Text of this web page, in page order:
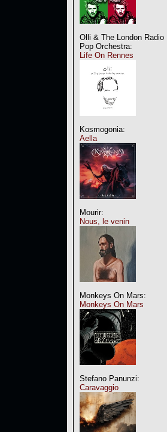
Olli & The London Radio
Pop Orchestra:
Life On Rennes
Kosmogonia:
Aella
Mourir:
Nous, le venin
Monkeys On Mars:
Monkeys On Mars
Stefano Panunzi:
Caravaggio